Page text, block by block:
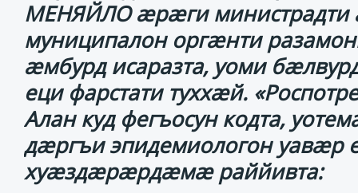
МЕНЯЙЛО ӕрӕги министрадти
муниципалон оргӕнти
ӕмбурд исаразта, уоми
еци фарстати туххӕй.
Алан куд фегъосун кодта,
дӕргъи эпидемиологон
хуӕздӕрӕрдӕмӕ раййивта: